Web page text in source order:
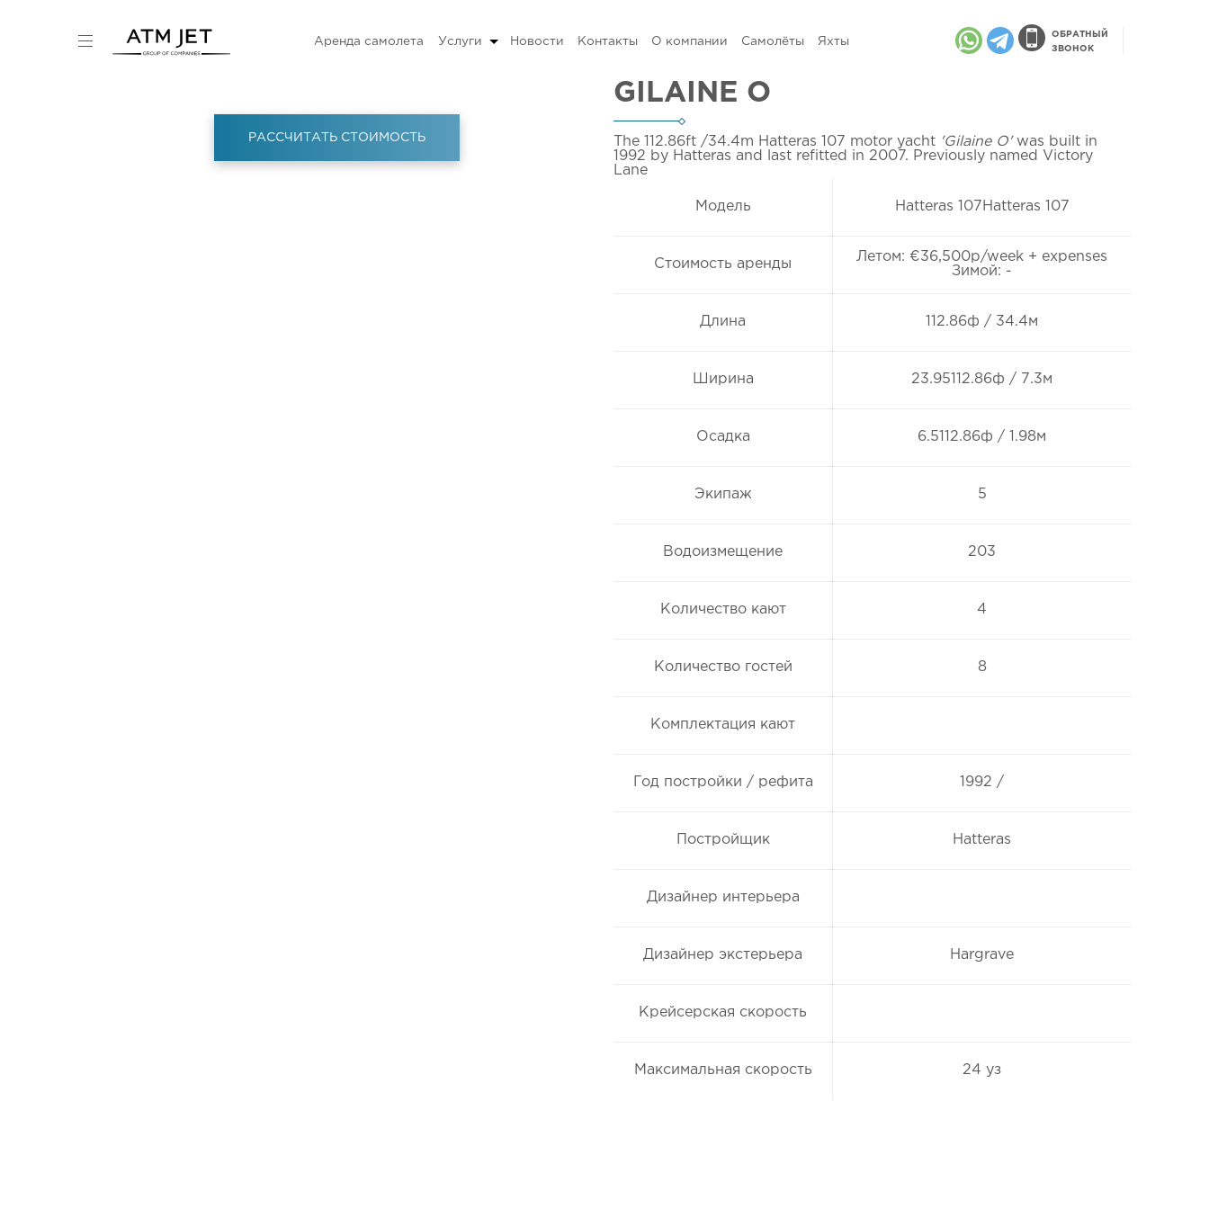
Аренда самолета Услуги Новости Контакты О компании Самолёты Яхты
ОБРАТНЫЙ
ЗВОНОК
РАССЧИТАТЬ СТОИМОСТЬ
GILAINE O
The 112.86ft /34.4m Hatteras 107 motor yacht 'Gilaine O'was built in
1992 by Hatteras and last refitted in 2007. Previously named Victory
Lane
Модель Hatteras 107Hatteras 107
Стоимость аренды
Летом: €36,500p/week + expenses
Зимой: -
Длина 112.86ф / 34.4м
Ширина 23.95112.86ф / 7.3м
Осадка 6.5112.86ф / 1.98м
Экипаж 5
Водоизмещение 203
Количество кают 4
Количество гостей 8
Комплектация кают
Год постройки / рефита 1992 /
Постройщик Hatteras
Дизайнер интерьера
Дизайнер экстерьера Hargrave
Крейсерская скорость
Максимальная скорость 24 уз